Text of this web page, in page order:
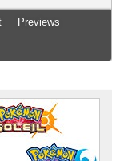
Previews